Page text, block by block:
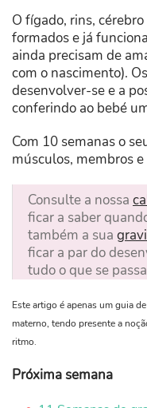
O fígado, rins,
formados e já
ainda precisam de
com o nascimento).
desenvolver-se e a
conferindo ao bebé
Com 10 semanas o
músculos, membros
Consulte a nossa
ficar a saber
também a sua
ficar a par do
tudo o que se
Este artigo é apenas um guia
materno, tendo presente a
ritmo.
Próxima semana